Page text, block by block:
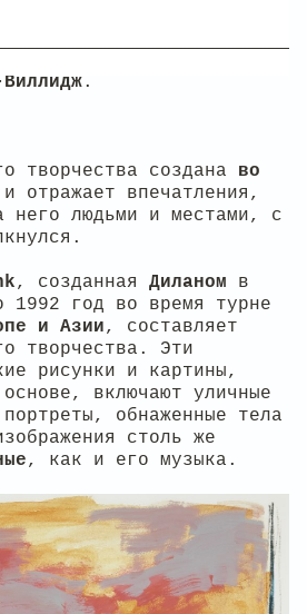
во всем мире. Он
.
творчества создана во
и отражает впечатления,
него людьми и местами, с
, созданная Диланом в
1992 год во время турне
и Азии, составляет
творчества. Эти
рисунки и картины,
включают уличные
обнаженные тела
столь же
, как и его музыка.